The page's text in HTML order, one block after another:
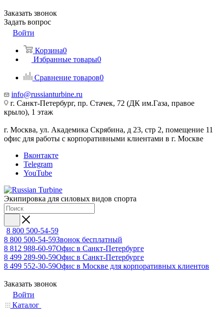
Заказать звонок
Задать вопрос
Войти
Корзина0
Избранные товары0
Сравнение товаров0
info@russianturbine.ru
г. Санкт-Петербург, пр. Стачек, 72 (ДК им.Газа, правое
крыло), 1 этаж
г. Москва, ул. Академика Скрябина, д 23, стр 2, помещение 11
офис для работы с корпоративными клиентами в г. Москве
Вконтакте
Telegram
YouTube
Экипировка для силовых видов спорта
8 800 500-54-59
8 800 500-54-59Звонок бесплатный
8 812 988-60-97Офис в Санкт-Петербурге
8 499 289-90-59Офис в Санкт-Петербурге
8 499 552-30-59Офис в Москве для корпоративных клиентов
Заказать звонок
Войти
Каталог